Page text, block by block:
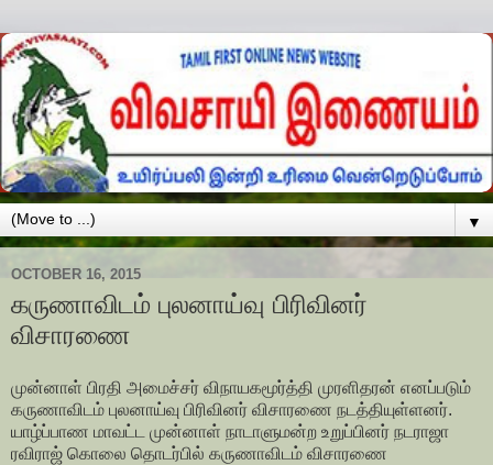
▼
OCTOBER 16, 2015
கருணாவிடம் புலனாய்வு பிரிவினர்
விசாரணை
முன்னாள் பிரதி அமைச்சர் விநாயகமூர்த்தி முரளிதரன் எனப்படும்
கருணாவிடம் புலனாய்வு பிரிவினர் விசாரணை நடத்தியுள்ளனர்.
யாழ்ப்பாண மாவட்ட முன்னாள் நாடாளுமன்ற உறுப்பினர் நடராஜா
ரவிராஜ் கொலை தொடர்பில் கருணாவிடம் விசாரணை